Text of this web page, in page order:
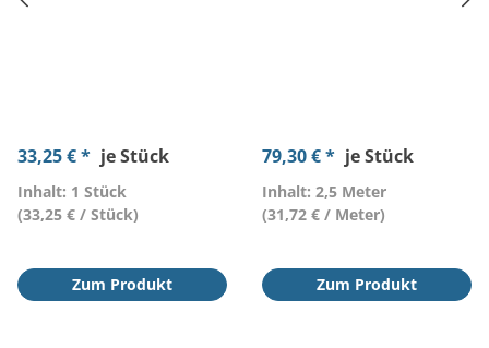
33,25 € * je Stück
Inhalt: 1 Stück
(33,25 € / Stück)
Zum Produkt
79,30 € * je Stück
Inhalt: 2,5 Meter
(31,72 € / Meter)
Zum Produkt